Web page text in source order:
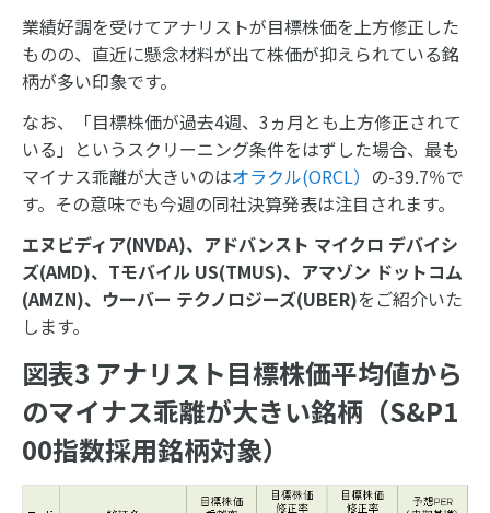
業績好調を受けてアナリストが目標株価を上方修正した
ものの、直近に懸念材料が出て株価が抑えられている銘
柄が多い印象です。
なお、「目標株価が過去4週、3ヵ月とも上方修正されて
いる」というスクリーニング条件をはずした場合、最も
マイナス乖離が大きいのはオラクル(ORCL） の-39.7％で
す。その意味でも今週の同社決算発表は注目されます。
エヌビディア(NVDA)、アドバンスト マイクロ デバイシ
ズ(AMD)、 Tモバイル US(TMUS)、アマゾン ドットコム
(AMZN)、ウーバー テクノロジーズ(UBER)をご紹介いた
します。
図表3 アナリスト目標株価平均値から
のマイナス乖離が大きい銘柄（S&P1
00指数採用銘柄対象）